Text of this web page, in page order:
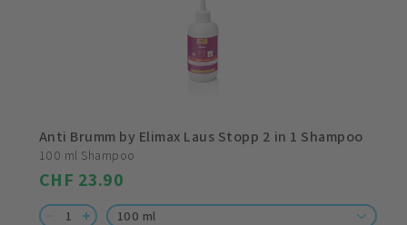
Anti Brumm by Elimax Laus Stopp 2 in 1 Shampoo
100 ml Shampoo
CHF 23.90
100 ml